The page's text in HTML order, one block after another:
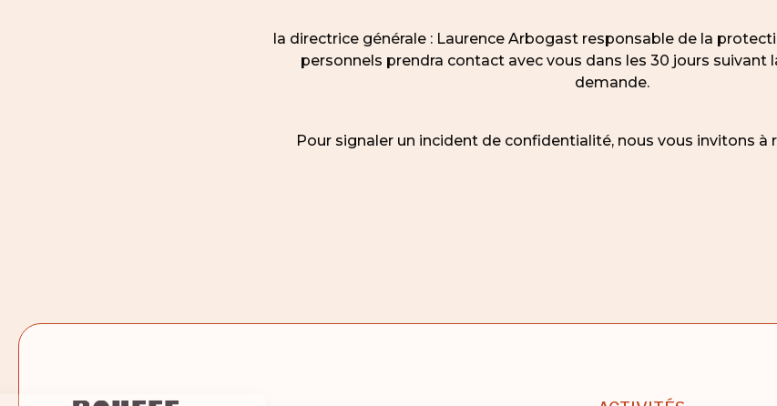
la directrice générale : Laurence Arbogast responsable de la
personnels prendra contact avec vous dans les 30 jours suivant
demande.
Pour signaler un incident de confidentialité, nous vous invitons à